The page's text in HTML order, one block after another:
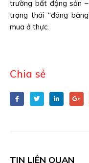
trường bất động sản
trạng thái “đóng
mua ở thực.
Chia sẻ
TIN LIÊN QUAN